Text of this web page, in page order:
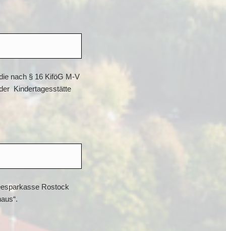
nach § 16 KiföG M-V
Kindertagesstätte
Rostock